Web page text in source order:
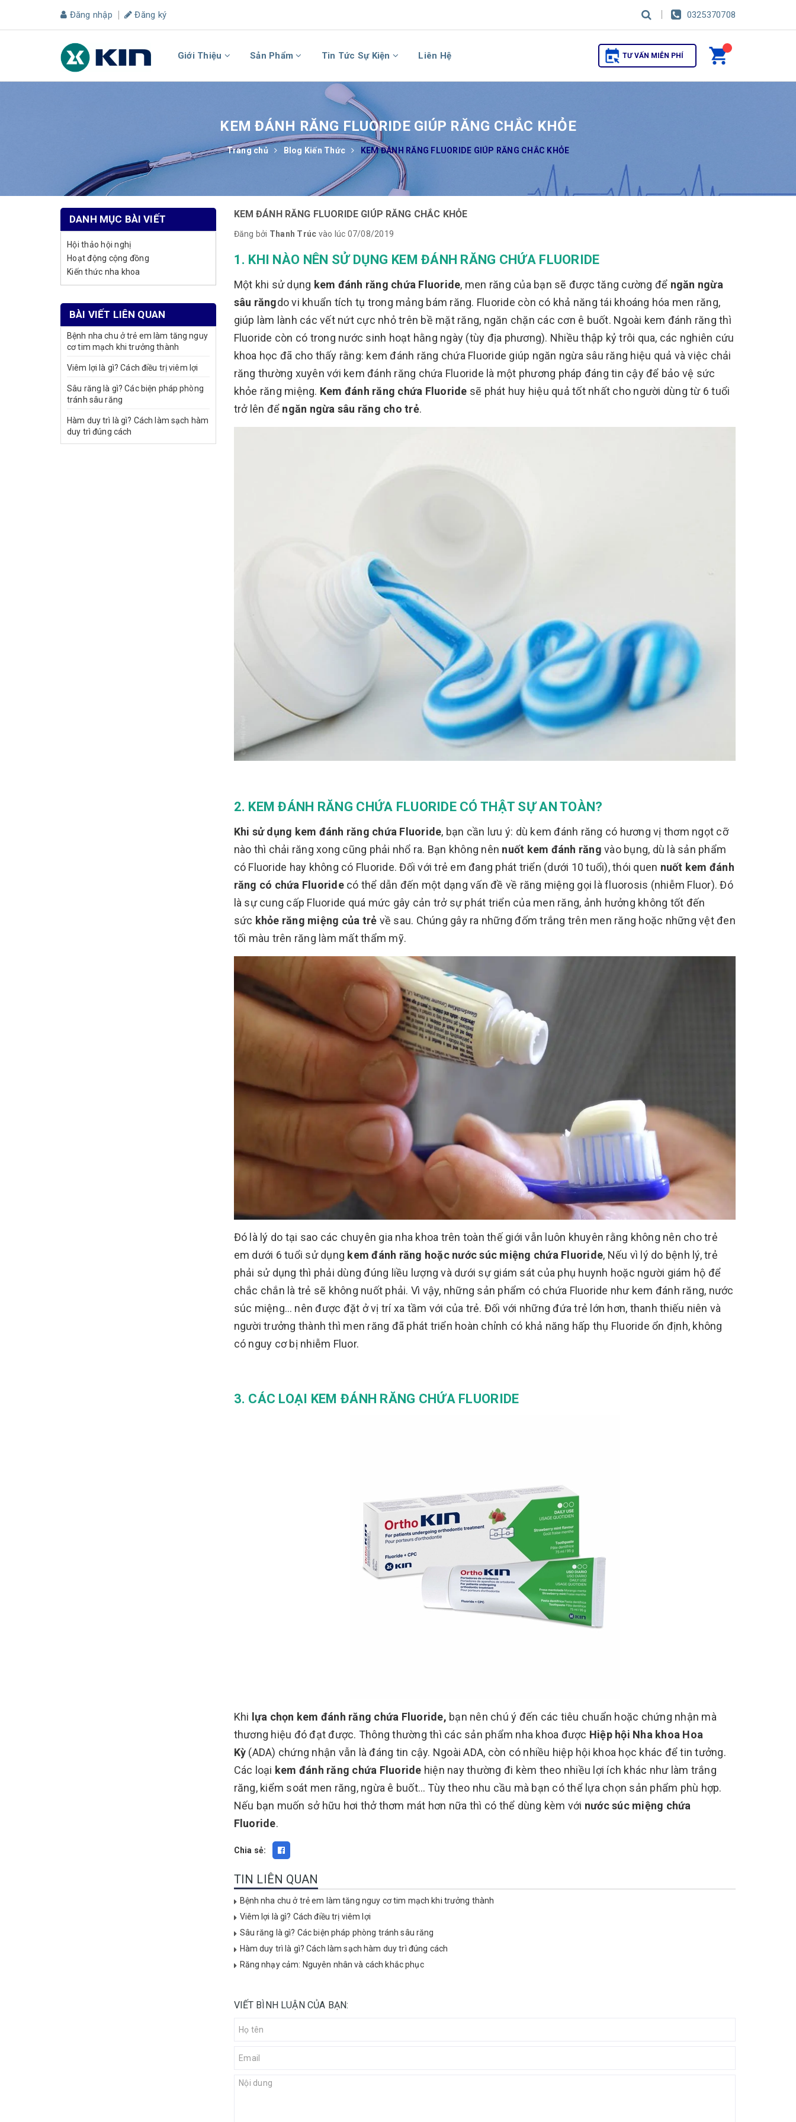
Đăng nhập Đăng ký 0325370708
Giới Thiệu Sản Phẩm Tin Tức Sự Kiện Liên Hệ TƯ VẤN MIỄN PHÍ
KEM ĐÁNH RĂNG FLUORIDE GIÚP RĂNG CHẮC KHỎE
Trang chủ Blog Kiến Thức KEM ĐÁNH RĂNG FLUORIDE GIÚP RĂNG CHẮC KHỎE
KEM ĐÁNH RĂNG FLUORIDE GIÚP RĂNG CHẮC KHỎE
Đăng bởi Thanh Trúc vào lúc 07/08/2019
1. KHI NÀO NÊN SỬ DỤNG KEM ĐÁNH RĂNG CHỨA FLUORIDE
Một khi sử dụng kem đánh răng chứa Fluoride, men răng của bạn sẽ được tăng cường để ngăn ngừa
sâu răngdo vi khuẩn tích tụ trong mảng bám răng. Fluoride còn có khả năng tái khoáng hóa men răng,
giúp làm lành các vết nứt cực nhỏ trên bề mặt răng, ngăn chặn các cơn ê buốt. Ngoài kem đánh răng thì
Fluoride còn có trong nước sinh hoạt hằng ngày (tùy địa phương). Nhiều thập kỷ trôi qua, các nghiên cứu
khoa học đã cho thấy rằng: kem đánh răng chứa Fluoride giúp ngăn ngừa sâu răng hiệu quả và việc chải
răng thường xuyên với kem đánh răng chứa Fluoride là một phương pháp đáng tin cậy để bảo vệ sức
khỏe răng miệng. Kem đánh răng chứa Fluoride sẽ phát huy hiệu quả tốt nhất cho người dùng từ 6 tuổi
trở lên để ngăn ngừa sâu răng cho trẻ.
2. KEM ĐÁNH RĂNG CHỨA FLUORIDE CÓ THẬT SỰ AN TOÀN?
Khi sử dụng kem đánh răng chứa Fluoride, bạn cần lưu ý: dù kem đánh răng có hương vị thơm ngọt cỡ
nào thì chải răng xong cũng phải nhổ ra. Bạn không nên nuốt kem đánh răng vào bụng, dù là sản phẩm
có Fluoride hay không có Fluoride. Đối với trẻ em đang phát triển (dưới 10 tuổi), thói quen nuốt kem đánh
răng có chứa Fluoridecó thể dẫn đến một dạng vấn đề về răng miệng gọi là fluorosis (nhiễm Fluor). Đó
là sự cung cấp Fluoride quá mức gây cản trở sự phát triển của men răng, ảnh hưởng không tốt đến
sức khỏe răng miệng của trẻ về sau. Chúng gây ra những đốm trắng trên men răng hoặc những vệt đen
tối màu trên răng làm mất thẩm mỹ.
Đó là lý do tại sao các chuyên gia nha khoa trên toàn thế giới vẫn luôn khuyên rằng không nên cho trẻ
em dưới 6 tuổi sử dụng kem đánh răng hoặc nước súc miệng chứa Fluoride, Nếu vì lý do bệnh lý, trẻ
phải sử dụng thì phải dùng đúng liều lượng và dưới sự giám sát của phụ huynh hoặc người giám hộ để
chắc chắn là trẻ sẽ không nuốt phải. Vì vậy, những sản phẩm có chứa Fluoride như kem đánh răng, nước
súc miệng… nên được đặt ở vị trí xa tầm với của trẻ. Đối với những đứa trẻ lớn hơn, thanh thiếu niên và
người trưởng thành thì men răng đã phát triển hoàn chỉnh có khả năng hấp thụ Fluoride ổn định, không
có nguy cơ bị nhiễm Fluor.
3. CÁC LOẠI KEM ĐÁNH RĂNG CHỨA FLUORIDE
Khi lựa chọn kem đánh răng chứa Fluoride, bạn nên chú ý đến các tiêu chuẩn hoặc chứng nhận mà
thương hiệu đó đạt được. Thông thường thì các sản phẩm nha khoa được Hiệp hội Nha khoa Hoa
Kỳ (ADA) chứng nhận vẫn là đáng tin cậy. Ngoài ADA, còn có nhiều hiệp hội khoa học khác để tin tưởng.
Các loại kem đánh răng chứa Fluoride hiện nay thường đi kèm theo nhiều lợi ích khác như làm trắng
răng, kiểm soát men răng, ngừa ê buốt… Tùy theo nhu cầu mà bạn có thể lựa chọn sản phẩm phù hợp.
Nếu bạn muốn sở hữu hơi thở thơm mát hơn nữa thì có thể dùng kèm với nước súc miệng chứa
Fluoride.
Chia sẻ:
TIN LIÊN QUAN
Bệnh nha chu ở trẻ em làm tăng nguy cơ tim mạch khi trưởng thành
Viêm lợi là gì? Cách điều trị viêm lợi
Sâu răng là gì? Các biện pháp phòng tránh sâu răng
Hàm duy trì là gì? Cách làm sạch hàm duy trì đúng cách
Răng nhạy cảm: Nguyên nhân và cách khắc phục
VIẾT BÌNH LUẬN CỦA BẠN:
DANH MỤC BÀI VIẾT
Hội thảo hội nghị
Hoạt động cộng đồng
Kiến thức nha khoa
BÀI VIẾT LIÊN QUAN
Bệnh nha chu ở trẻ em làm tăng nguy
cơ tim mạch khi trưởng thành
Viêm lợi là gì? Cách điều trị viêm lợi
Sâu răng là gì? Các biện pháp phòng
tránh sâu răng
Hàm duy trì là gì? Cách làm sạch hàm
duy trì đúng cách